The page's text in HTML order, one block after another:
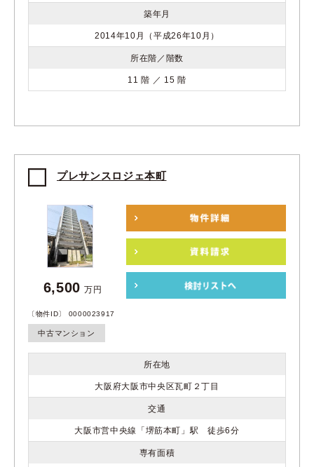
築年月
2014年10月（平成26年10月）
所在階／階数
11 階 ／ 15 階
プレサンスロジェ本町
〔物件ID〕 0000023917
中古マンション
6,500 万円
所在地
大阪府大阪市中央区瓦町２丁目
交通
大阪市営中央線「堺筋本町」駅 徒歩6分
専有面積